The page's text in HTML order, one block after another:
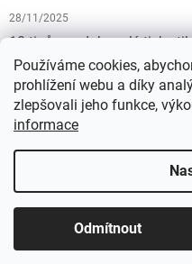
Používáme cookies,
prohlížení webu a díky
zlepšovali jeho funkce,
informace
Odmítnout
28/11/2025
10 tipů pro dokonalý tisk
výsledek bez starostí
19/07/2025
KALEDA,